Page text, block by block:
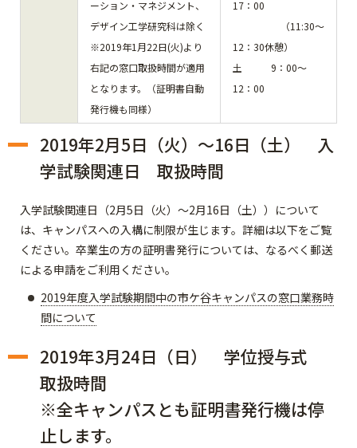
ーション・マネジメント、
デザイン工学研究科は除く
※2019年1月22日(火)より
右記の窓口取扱時間が適用
となります。（証明書自動
発行機も同様）
17：00
（11:30～
12：30休憩）
土 9：00～
12：00
2019年2月5日（火）～16日（土） 入
学試験関連日 取扱時間
入学試験関連日（2月5日（火）～2月16日（土））について
は、キャンパスへの入構に制限が生じます。詳細は以下をご覧
ください。卒業生の方の証明書発行については、なるべく郵送
による申請をご利用ください。
2019年度入学試験期間中の市ケ谷キャンパスの窓口業務時
間について
2019年3月24日（日） 学位授与式
取扱時間
※全キャンパスとも証明書発行機は停
止します。